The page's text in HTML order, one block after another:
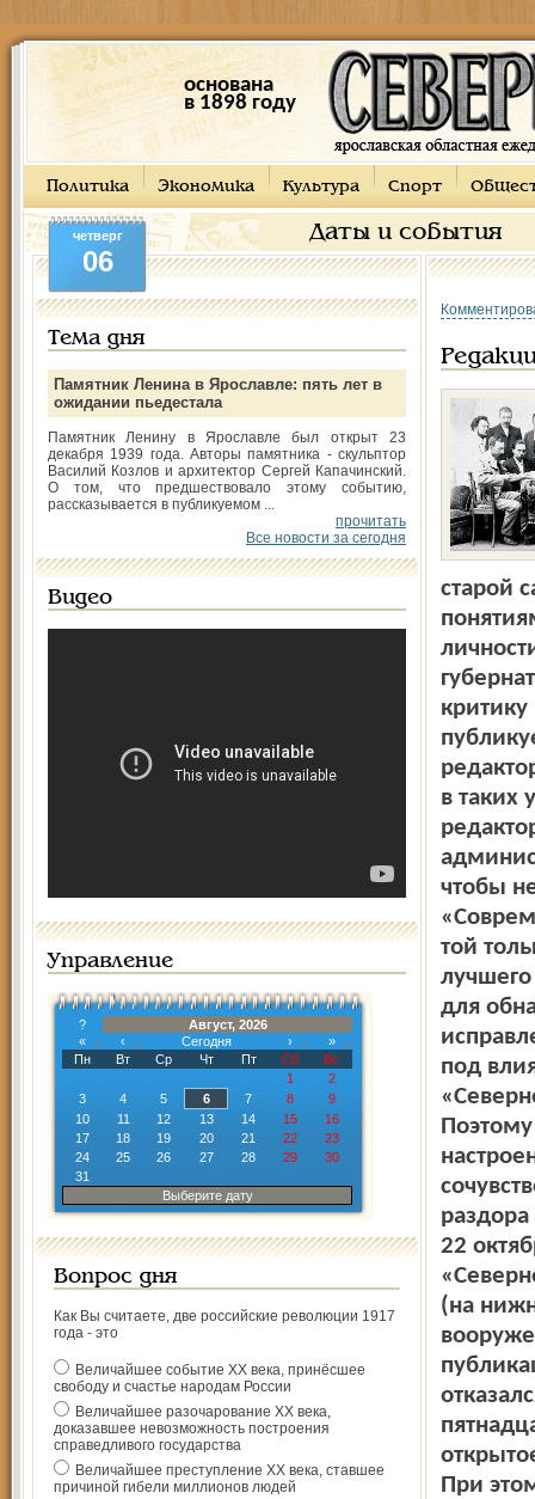
основана
в 1898 году
Политика Экономика Культура Спорт
Даты и события
четверг
06
Тема дня
Памятник Ленина в Ярославле: пять лет в
ожидании пьедестала
Памятник Ленину в Ярославле был открыт 23
декабря 1939 года. Авторы памятника - скульптор
Василий Козлов и архитектор Сергей Капачинский.
О том, что предшествовало этому событию,
рассказывается в публикуемом ...
прочитать
Все новости за сегодня
Видео
Управление
?
Август, 2026
«
‹ Сегодня ›
»
Пн
Вт Ср Чт Пт Сб
Вс
1
2
3
4 5 6 7 8
9
10
11 12 13 14 15
16
17
18 19 20 21 22
23
24
25 26 27 28 29
30
31
Выберите дату
Вопрос дня
Как Вы считаете, две российские революции 1917
года - это
Величайшее событие ХХ века, принёсшее
свободу и счастье народам России
Величайшее разочарование ХХ века,
доказавшее невозможность построения
справедливого государства
Величайшее преступление ХХ века, ставшее
причиной гибели миллионов людей
старой
критику
в таких
чтобы
той
для
под
22
(на
При